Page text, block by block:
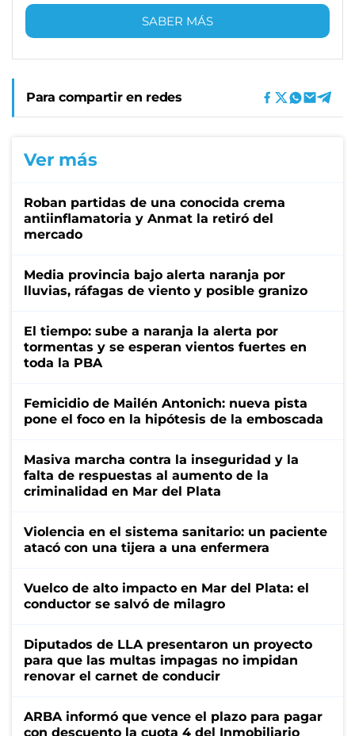
SABER MÁS
Para compartir en redes
Ver más
Roban partidas de una conocida crema
antiinflamatoria y Anmat la retiró del
mercado
Media provincia bajo alerta naranja por
lluvias, ráfagas de viento y posible granizo
El tiempo: sube a naranja la alerta por
tormentas y se esperan vientos fuertes en
toda la PBA
Femicidio de Mailén Antonich: nueva pista
pone el foco en la hipótesis de la emboscada
Masiva marcha contra la inseguridad y la
falta de respuestas al aumento de la
criminalidad en Mar del Plata
Violencia en el sistema sanitario: un paciente
atacó con una tijera a una enfermera
Vuelco de alto impacto en Mar del Plata: el
conductor se salvó de milagro
Diputados de LLA presentaron un proyecto
para que las multas impagas no impidan
renovar el carnet de conducir
ARBA informó que vence el plazo para pagar
con descuento la cuota 4 del Inmobiliario